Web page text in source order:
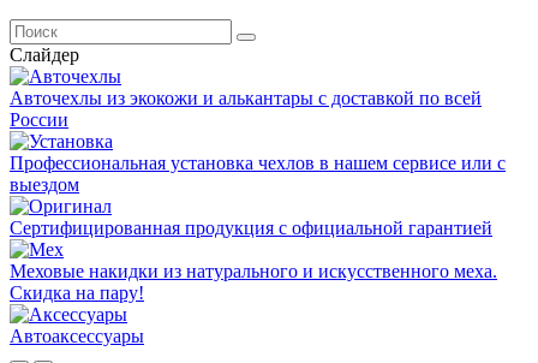
Слайдер
Авточехлы из экокожи и алькантары с доставкой по всей
России
Профессиональная установка чехлов в нашем сервисе или с
выездом
Сертифицированная продукция с официальной гарантией
Меховые накидки из натурального и искусственного меха.
Скидка на пару!
Автоаксессуары